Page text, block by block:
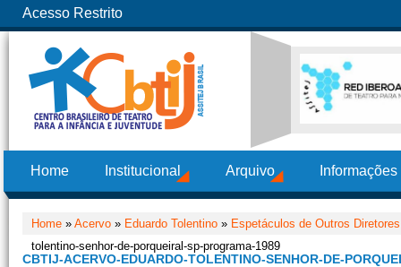
Acesso Restrito
Home Institucional Arquivo
Home » Acervo » Eduardo Tolentino » Espetáculos de Outros
tolentino-senhor-de-porqueiral-sp-programa-1989
CBTIJ-ACERVO-EDUARDO-TOLENTINO-SENHOR-DE-